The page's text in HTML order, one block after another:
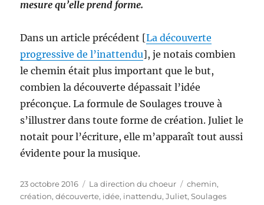
mesure qu’elle prend forme.
Dans un article précédent [La découverte
progressive de l’inattendu], je notais combien
le chemin était plus important que le but,
combien la découverte dépassait l’idée
préconçue. La formule de Soulages trouve à
s’illustrer dans toute forme de création. Juliet le
notait pour l’écriture, elle m’apparaît tout aussi
évidente pour la musique.
Publié
le
23 octobre 2016 Catégories
La direction du choeur Étiquettes
chemin,
création,découverte, idée, inattendu,Juliet,Soulages